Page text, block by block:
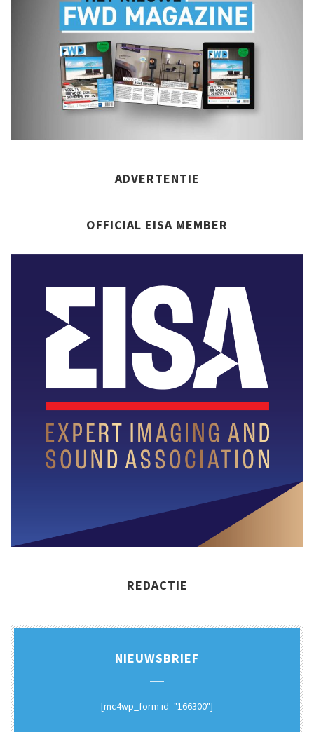
ADVERTENTIE
OFFICIAL EISA MEMBER
REDACTIE
NIEUWSBRIEF
[mc4wp_form id="166300"]